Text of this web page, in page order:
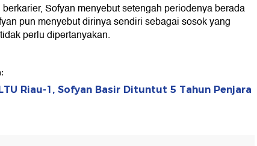
Sofyan menyebut setengah periodenya berada
pun menyebut dirinya sendiri sebagai sosok yang
perlu dipertanyakan.
Riau-1, Sofyan Basir Dituntut 5 Tahun Penjara